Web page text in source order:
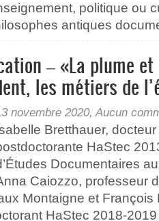
politique ou
antiques
– «La plume
les métiers de
novembre 2020,Aucun
Bretthauer,
HaStec
Documentaires
Caiozzo, professeur
Montaigne et
HaStec 2018-2019